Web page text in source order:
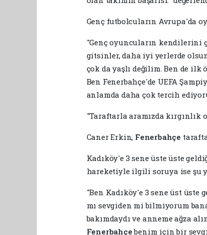
Genç futbolcuların Avrupa'da
"Genç oyuncuların kendilerini
gitsinler, daha iyi yerlerde
çok da yaşlı değilim. Ben de
Ben Fenerbahçe'de UEFA
anlamda daha çok tercih
"Taraftarla aramızda kırgınlık
Caner Erkin, Fenerbahçe
Kadıköy'e 3 sene üste üste
hareketiyle ilgili soruya ise şu
"Ben Kadıköy'e 3 sene üst
mı sevgiden mi bilmiyorum
bakımdaydı ve anneme ağza
Fenerbahçebenim için bir